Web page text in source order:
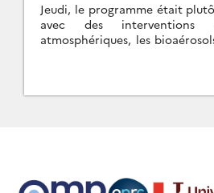
Jeudi, le programme était
avec des
atmosphériques, les
dans l’atmosphère. L’après